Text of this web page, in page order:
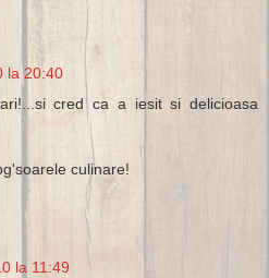
la 20:40
cred ca a iesit si delicioasa
culinare!
la 11:49